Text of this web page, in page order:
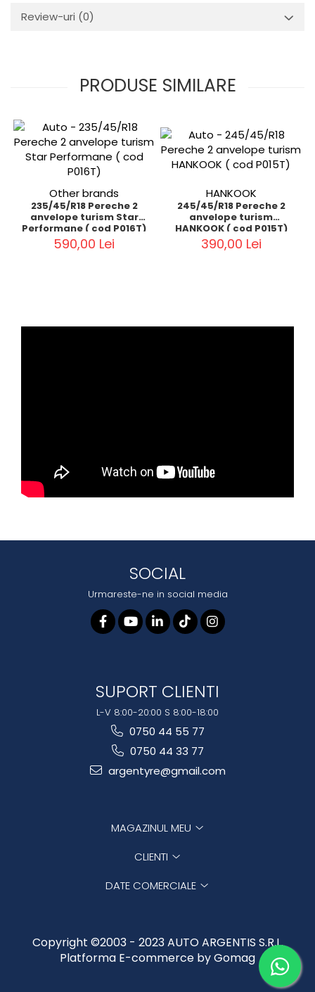
Review-uri (0)
PRODUSE SIMILARE
Other brands
235/45/R18 Pereche 2
anvelope turism Star
Performane ( cod P016T)
590,00 Lei
HANKOOK
245/45/R18 Pereche 2
anvelope turism
HANKOOK ( cod P015T)
390,00 Lei
SOCIAL
Urmareste-ne in social media
SUPORT CLIENTI
L-V 8:00-20:00 S 8:00-18:00
0750 44 55 77
0750 44 33 77
argentyre@gmail.com
MAGAZINUL MEU
CLIENTI
DATE COMERCIALE
Copyright ©2003 - 2023 AUTO ARGENTIS S.R.L.
Platforma E-commerce by Gomag